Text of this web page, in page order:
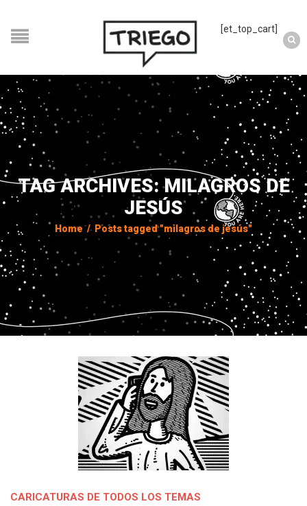
[et_top_cart]
TAG ARCHIVES: MILAGROS DE
JESÚS
Home / Posts tagged "milagros de jesús"
CARICATURAS DE TODOS LOS TEMAS